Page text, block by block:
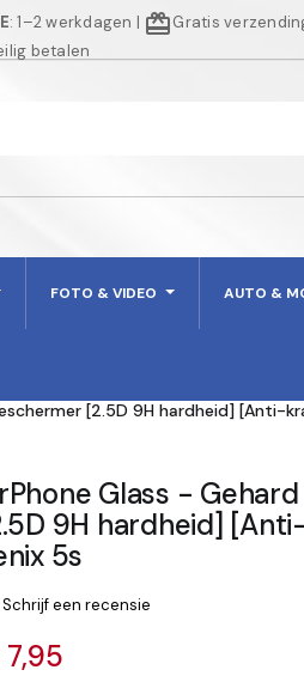
: 1–2 werkdagen | redeemGratis
betalen
FOTO & VIDEO AUTO &
[2.5D 9H hardheid] [Anti-
Glass -
9H hardheid]
5s
Schrijf een recensie